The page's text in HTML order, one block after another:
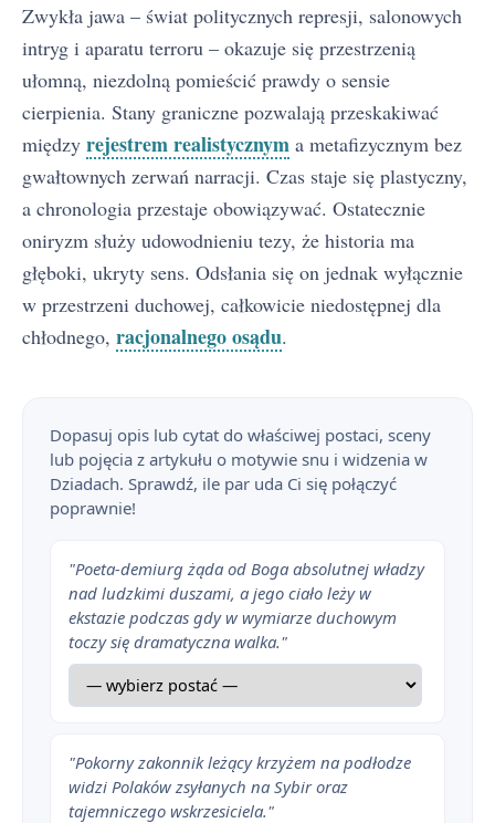
Zwykła jawa – świat politycznych represji, salonowych
intryg i aparatu terroru – okazuje się przestrzenią
ułomną, niezdolną pomieścić prawdy o sensie
cierpienia. Stany graniczne pozwalają przeskakiwać
między rejestrem realistycznym a metafizycznym bez
gwałtownych zerwań narracji. Czas staje się plastyczny,
a chronologia przestaje obowiązywać. Ostatecznie
oniryzm służy udowodnieniu tezy, że historia ma
głęboki, ukryty sens. Odsłania się on jednak wyłącznie
w przestrzeni duchowej, całkowicie niedostępnej dla
chłodnego, racjonalnego osądu.
Dopasuj opis lub cytat do właściwej postaci, sceny
lub pojęcia z artykułu o motywie snu i widzenia w
Dziadach. Sprawdź, ile par uda Ci się połączyć
poprawnie!
"Poeta-demiurg żąda od Boga absolutnej władzy
nad ludzkimi duszami, a jego ciało leży w
ekstazie podczas gdy w wymiarze duchowym
toczy się dramatyczna walka."
"Pokorny zakonnik leżący krzyżem na podłodze
widzi Polaków zsyłanych na Sybir oraz
tajemniczego wskrzesiciela."